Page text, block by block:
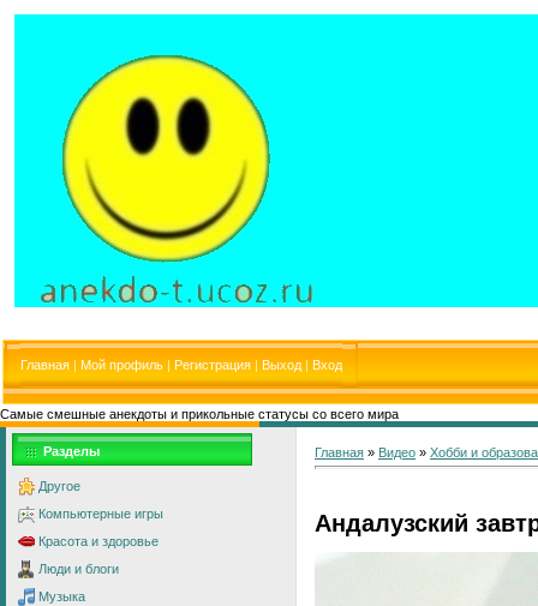
Главная | Мой профиль | Регистрация | Выход | Вход
Самые смешные анекдоты и прикольные статусы со всего мира
Разделы
Другое
Компьютерные игры
Красота и здоровье
Люди и блоги
Музыка
Главная » Видео » Хобби и
Андалузский